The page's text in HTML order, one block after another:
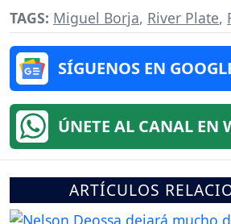
TAGS: Miguel Borja, River Plate,
SÍGUENOS EN
ÚNETE AL CANAL EN
ARTÍCULOS